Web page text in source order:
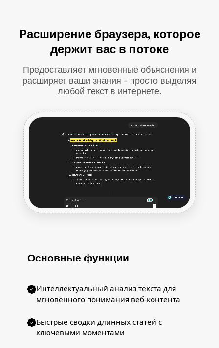
Расширение браузера, которое
держит вас в потоке
Предоставляет мгновенные объяснения и
расширяет ваши знания - просто выделяя
любой текст в интернете.
Основные функции
Интеллектуальный анализ текста для
мгновенного понимания веб-контента
Быстрые сводки длинных статей с
ключевыми моментами